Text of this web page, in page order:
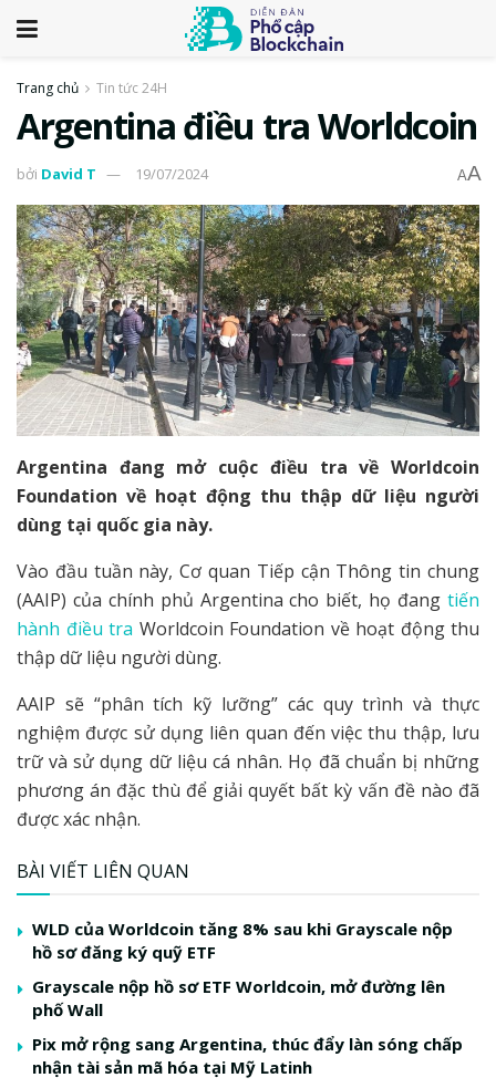
Trang chủ Tin tức 24H
Argentina điều tra Worldcoin
bởi David T 19/07/2024 AA
Argentina đang mở cuộc điều tra về Worldcoin
Foundation về hoạt động thu thập dữ liệu người
dùng tại quốc gia này.
Vào đầu tuần này, Cơ quan Tiếp cận Thông tin chung
(AAIP) của chính phủ Argentina cho biết, họ đang tiến
hành điều tra Worldcoin Foundation về hoạt động thu
thập dữ liệu người dùng.
AAIP sẽ “phân tích kỹ lưỡng” các quy trình và thực
nghiệm được sử dụng liên quan đến việc thu thập, lưu
trữ và sử dụng dữ liệu cá nhân. Họ đã chuẩn bị những
phương án đặc thù để giải quyết bất kỳ vấn đề nào đã
được xác nhận.
BÀI VIẾT LIÊN QUAN
WLD của Worldcoin tăng 8% sau khi Grayscale nộp
hồ sơ đăng ký quỹ ETF
Grayscale nộp hồ sơ ETF Worldcoin, mở đường lên
phố Wall
Pix mở rộng sang Argentina, thúc đẩy làn sóng chấp
nhận tài sản mã hóa tại Mỹ Latinh